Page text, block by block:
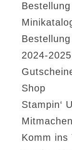
2024-2025
Shop
Stampin‘
Mitmachen
Komm ins